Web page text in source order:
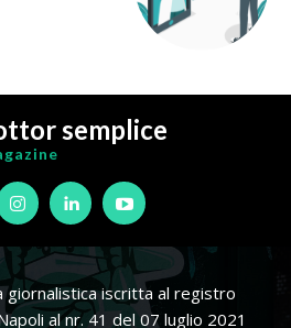
semplice
iscritta al registro
al nr. 41 del 07 luglio 2021